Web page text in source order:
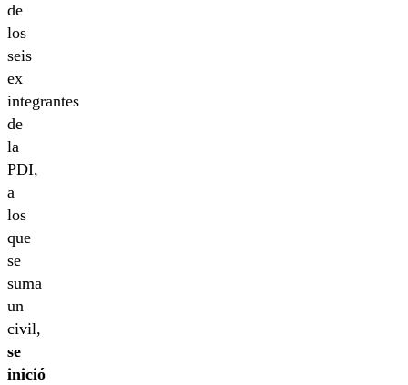
de
los
seis
ex
integrantes
de
la
PDI,
a
los
que
se
suma
un
civil,
se
inició